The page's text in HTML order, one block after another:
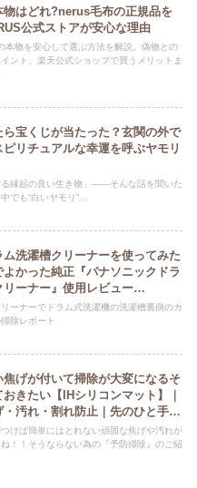
物はどれ?nerus毛布の正規品を
公式ストアが安心な理由
本物を安心して選ぶ方法を解説。偽物との
ント、楽天公式ショップで買うメリットま
ら宝くじが当たった？玄関の外で
リチュアルな幸運を呼ぶヤモリ
る縁起の良い生き物」——そんな話を聞いた
でも“白いヤモリ”...
洗濯槽クリーナーを使ってみた
かった純正『パナソニックドラ
ーナー』使用レビュー
』の使い方も説明
ーナーでドラム式洗濯機の洗濯槽裏側のカ
除レポート
焦げが付いて掃除が大変になるそ
きたい【IHシリコンマット】｜
汚れ・割れ防止｜先のひと手間
とん楽にする【予防掃除】｜ズボ
すぐやって！！
けば簡単にはとれない頑固な焦げや汚れが
！！そうならない為の『予防掃除』のご紹